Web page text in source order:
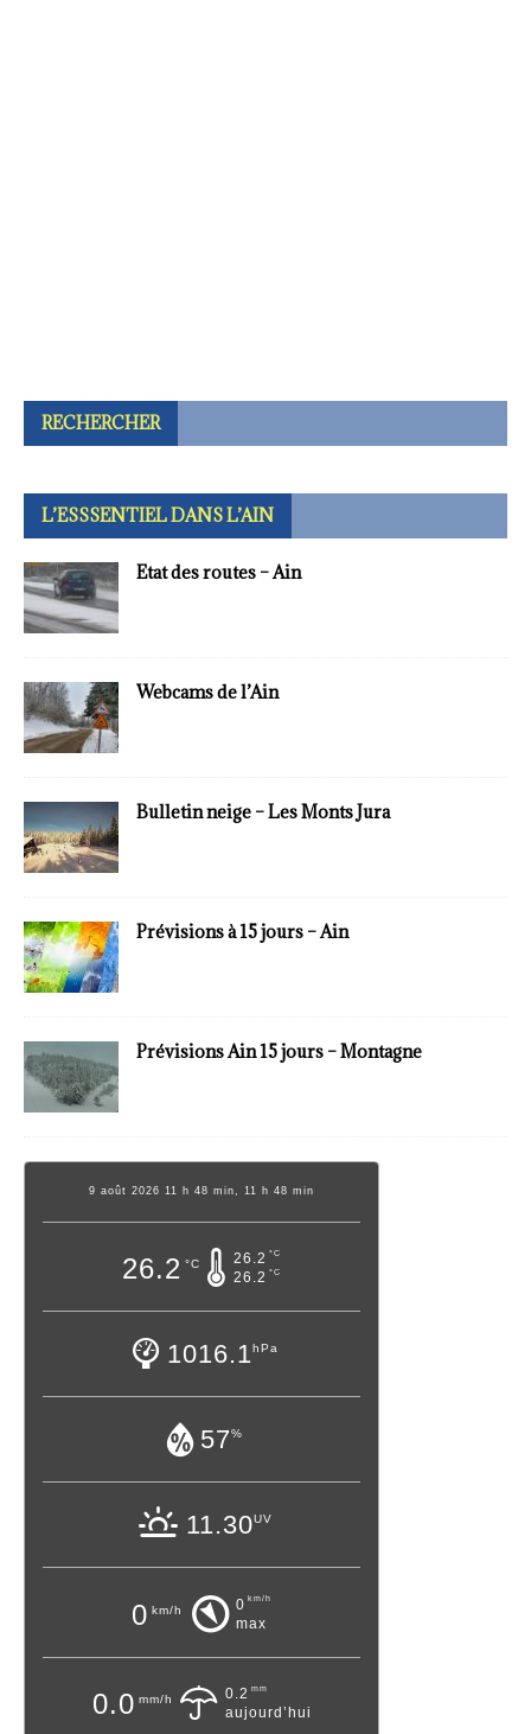
RECHERCHER
L’ESSSENTIEL DANS L’AIN
Etat des routes – Ain
Webcams de l’Ain
Bulletin neige – Les Monts Jura
Prévisions à 15 jours – Ain
Prévisions Ain 15 jours – Montagne
9 août 2026 11 h 48 min, 11 h 48 min
26.2 °C 26.2 °C
26.2 °C
1016.1hPa
57%
11.30UV
0 km/h 0 km/h
max
0.0 mm/h 0.2 mm
aujourd’hui